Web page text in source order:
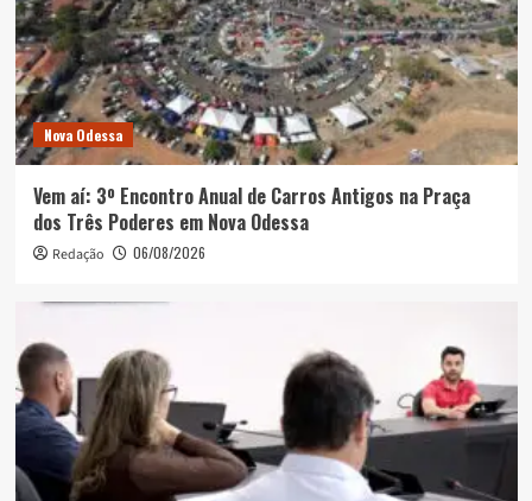
Nova Odessa
Vem aí: 3º Encontro Anual de Carros Antigos na Praça
dos Três Poderes em Nova Odessa
Redação 06/08/2026